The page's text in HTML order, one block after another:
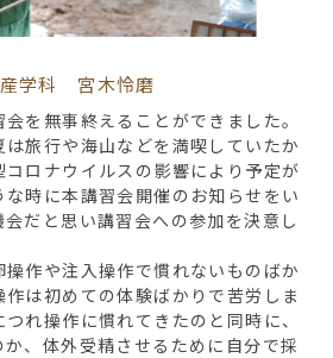
学科 宮木怜磨
を無事終えることができました。
旅行や海山などを満喫していたか
ロナウイルスの影響により予定が
時に本講習会開催のお知らせをい
だと思い講習会への参加を決意し
作や注入操作で慣れないものばか
作は初めての体験ばかりで苦労しま
れ操作に慣れてきたのと同時に、
、体外受精させるために自分で採